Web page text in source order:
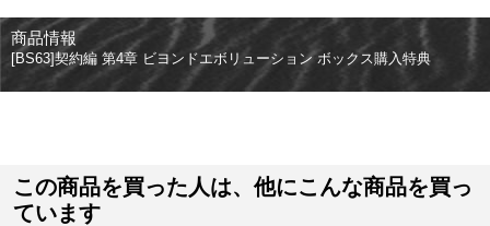
商品情報
[BS63]契約編 第4章 ビヨンドエボリューション ボックス購入特典
この商品を買った人は、他にこんな商品を買っ
ています